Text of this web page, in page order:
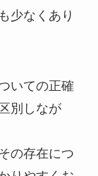
少なくあり
いての正確
別しなが
の存在につ